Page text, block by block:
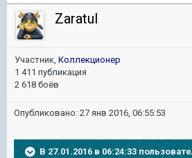
ZaratuI
Участник, Коллекционер
1 411 публикация
2 618 боёв
Опубликовано: 27 янв 2016, 06:55:53
В 27.01.2016 в 06:24:33